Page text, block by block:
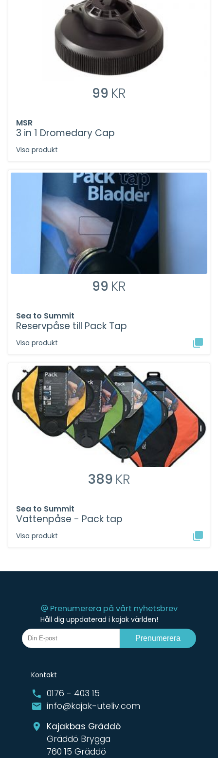
99 KR
MSR
3 in 1 Dromedary Cap
Visa produkt
99 KR
Sea to Summit
Reservpåse till Pack Tap
Visa produkt
389 KR
Sea to Summit
Vattenpåse - Pack tap
Visa produkt
Prenumerera på vårt nyhetsbrev
Håll dig uppdaterad i kajak världen!
Prenumerera
Kontakt
0176 - 403 15
info@kajak-uteliv.com
Kajakbas Gräddö
Gräddö Brygga
760 15 Gräddö